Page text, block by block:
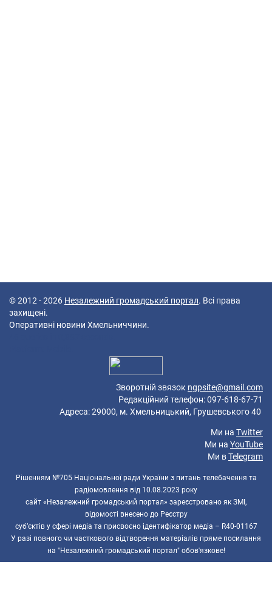
© 2012 - 2026 Незалежний громадський портал. Всі права
захищені.
Оперативні новини Хмельниччини.
Зворотній звязок ngpsite@gmail.com
Редакційний телефон: 097-618-67-71
Адреса: 29000, м. Хмельницький, Грушевського 40
Ми на Twitter
Ми на YouTube
Ми вTelegram
Рішенням №705 Національної ради України з питань телебачення та
радіомовлення від 10.08.2023 року
сайт «Незалежний громадський портал» зареєстровано як ЗМІ,
відомості внесено до Реєстру
суб’єктів у сфері медіа та присвоєно ідентифікатор медіа – R40-01167
У разі повного чи часткового відтворення матеріалів пряме посилання
на "Незалежний громадський портал" обов'язкове!